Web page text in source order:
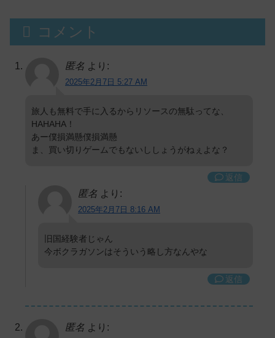
コメント
匿名 より:
2025年2月7日 5:27 AM
旅人も無料で手に入るからリソースの無駄ってな、
HAHAHA！
あー僕損満懸僕損満懸
ま、買い切りゲームでもないししょうがねぇよな？
返信
匿名 より:
2025年2月7日 8:16 AM
旧国経験者じゃん
今ボクラガソンはそういう略し方なんやな
返信
匿名 より: